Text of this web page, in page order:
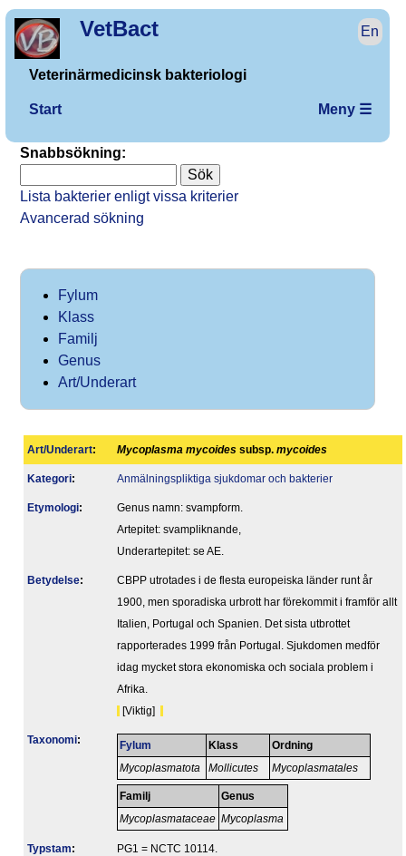
VetBact En
Veterinärmedicinsk bakteriologi
Start Meny ☰
Snabbsökning:
Lista bakterier enligt vissa kriterier
Avancerad sökning
Fylum
Klass
Familj
Genus
Art/Underart
Art/Underart: Mycoplasma mycoides subsp. mycoides
Kategori: Anmälningspliktiga sjukdomar och bakterier
Etymologi:
Genus namn: svampform.
Artepitet: svampliknande,
Underartepitet: se AE.
Betydelse:
CBPP utrotades i de flesta europeiska länder runt år
1900, men sporadiska urbrott har förekommit i framför allt
Italien, Portugal och Spanien. Det sista utbrottet
rapporterades 1999 från Portugal. Sjukdomen medför
idag mycket stora ekonomiska och sociala problem i
Afrika.
[Viktig]
Taxonomi: Fylum
Mycoplasmatota
Klass
Mollicutes
Ordning
Mycoplasmatales
Familj
Mycoplasmataceae
Genus
Mycoplasma
Typstam: PG1 = NCTC 10114.